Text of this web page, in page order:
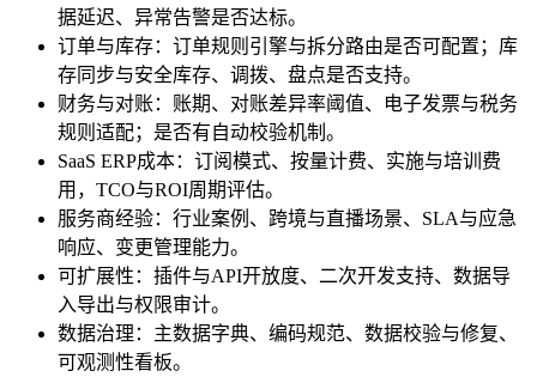
据延迟、异常告警是否达标。
订单与库存：订单规则引擎与拆分路由是否可配置；库
存同步与安全库存、调拨、盘点是否支持。
财务与对账：账期、对账差异率阈值、电子发票与税务
规则适配；是否有自动校验机制。
SaaS ERP成本：订阅模式、按量计费、实施与培训费
用，TCO与ROI周期评估。
服务商经验：行业案例、跨境与直播场景、SLA与应急
响应、变更管理能力。
可扩展性：插件与API开放度、二次开发支持、数据导
入导出与权限审计。
数据治理：主数据字典、编码规范、数据校验与修复、
可观测性看板。